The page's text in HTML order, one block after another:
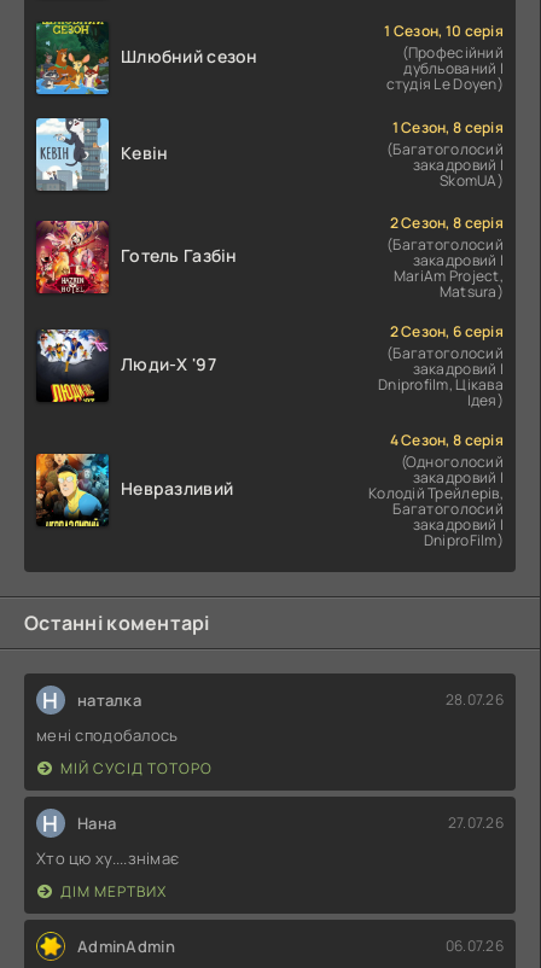
Шлюбний сезон
1 Сезон, 10 серія
(Професійний
дубльований |
студія Le Doyen)
Кевін
1 Сезон, 8 серія
(Багатоголосий
закадровий |
SkomUA)
Готель Газбін
2 Сезон, 8 серія
(Багатоголосий
закадровий |
MariAm Project,
Matsura)
Люди-X '97
2 Сезон, 6 серія
(Багатоголосий
закадровий |
Dniprofilm, Цікава
Ідея)
Невразливий
4 Сезон, 8 серія
(Одноголосий
закадровий |
Колодій Трейлерів,
Багатоголосий
закадровий |
DniproFilm)
Останні коментарі
Н наталка 28.07.26
мені сподобалось
МІЙ СУСІД ТОТОРО
Н Нана 27.07.26
Хто цю ху....знімає
ДІМ МЕРТВИХ
AdminAdmin 06.07.26